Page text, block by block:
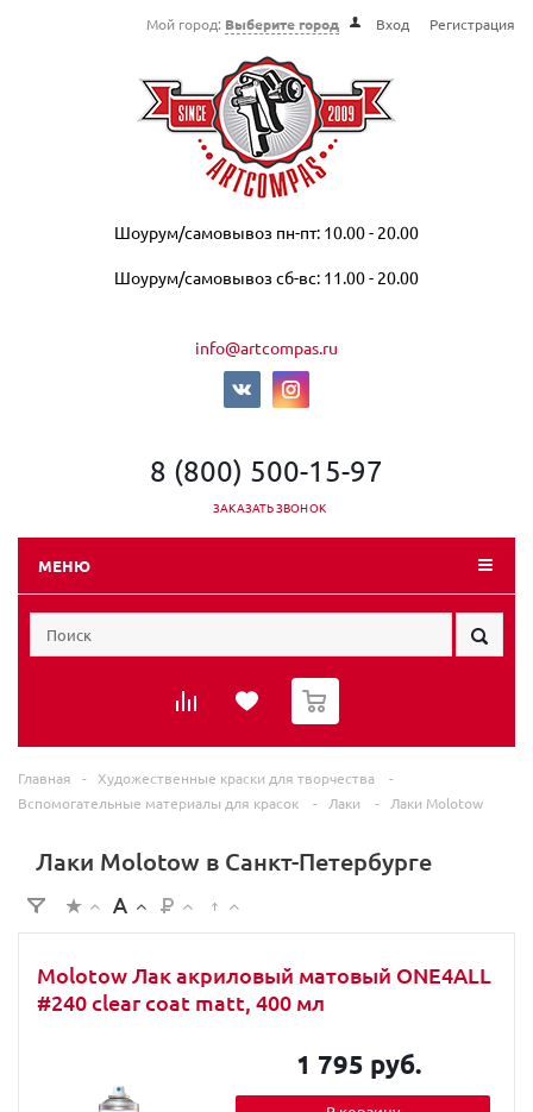
Мой город: Выберите город Вход Регистрация
Шоурум/самовывоз пн-пт: 10.00 - 20.00
Шоурум/самовывоз сб-вс: 11.00 - 20.00
info@artcompas.ru
8 (800) 500-15-97
ЗАКАЗАТЬ ЗВОНОК
МЕНЮ
0
Главная - Художественные краски для творчества
-
Вспомогательные материалы для красок
- Лаки - Лаки Molotow
Лаки Molotow в Санкт-Петербурге
Molotow Лак акриловый матовый ONE4ALL
#240 clear coat matt, 400 мл
1 795 руб.